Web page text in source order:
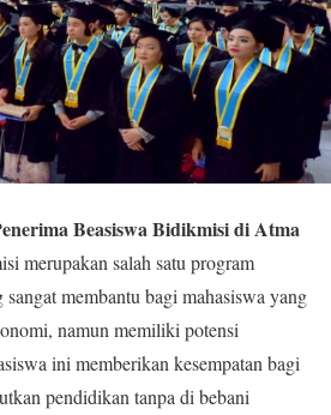
Beasiswa Bidikmisi di Atma
merupakan salah satu program
membantu bagi mahasiswa yang
namun memiliki potensi
ini memberikan kesempatan bagi
pendidikan tanpa di bebani